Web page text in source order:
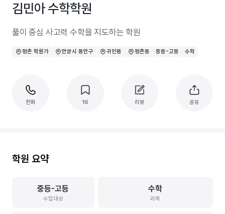
김민아 수학학원
풀이 중심 사고력 수학을 지도하는 학원
평촌 학원가 안양시 동안구 귀인동 평촌동 중등-고등 수학
전화 16 리뷰 공유
학원 요약
중등-고등
수업대상
수학
과목